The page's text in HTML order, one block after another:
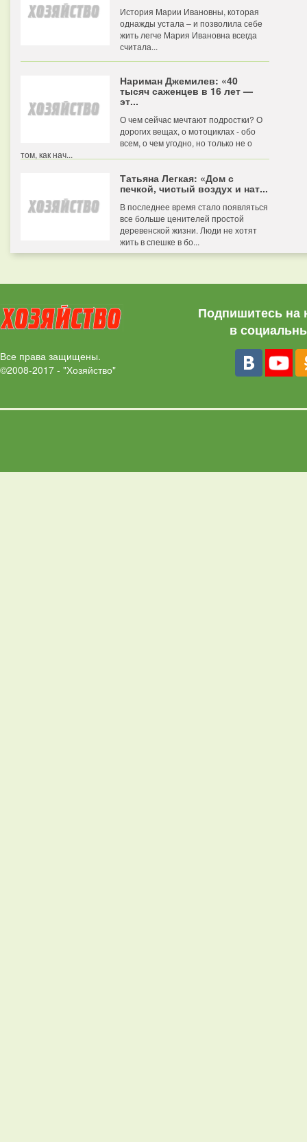
История Марии Ивановны, которая
однажды устала – и позволила себе
жить легче Мария Ивановна всегда
считала...
Нариман Джемилев: «40
тысяч саженцев в 16 лет —
эт...
О чем сейчас мечтают подростки? О
дорогих вещах, о мотоциклах - обо
всем, о чем угодно, но только не о
том, как нач...
Татьяна Легкая: «Дом с
печкой, чистый воздух и нат...
В последнее время стало появляться
все больше ценителей простой
деревенской жизни. Люди не хотят
жить в спешке в бо...
Все права защищены.
©2008-2017 - "Хозяйство"
Подпишитесь на
в